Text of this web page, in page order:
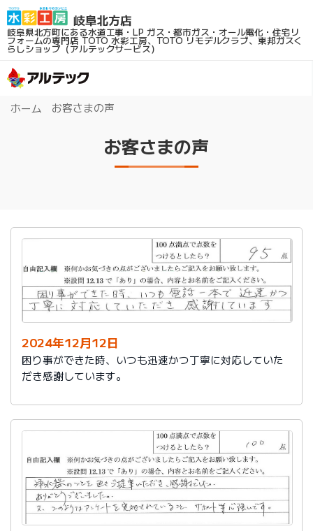
岐阜県北方町にある水道工事・LP ガス・都市ガス・オール電化・住宅リ
フォームの専門店TOTO 水彩工房、TOTO リモデルクラブ、東邦ガスく
らしショップ（アルテックサービス）
ホーム お客さまの声
お客さまの声
2024年12月12日
困り事ができた時、いつも迅速かつ丁寧に対応していた
だき感謝しています。